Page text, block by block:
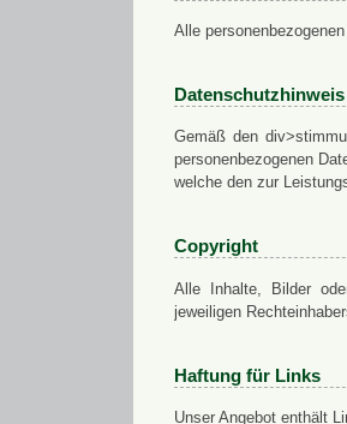
Alle
Datenschutzhinweis
Gemäß den
personenbezogenen
welche den zur
Copyright
Alle Inhalte, Bilder
jeweiligen
Haftung für Links
Unser Angebot enthält